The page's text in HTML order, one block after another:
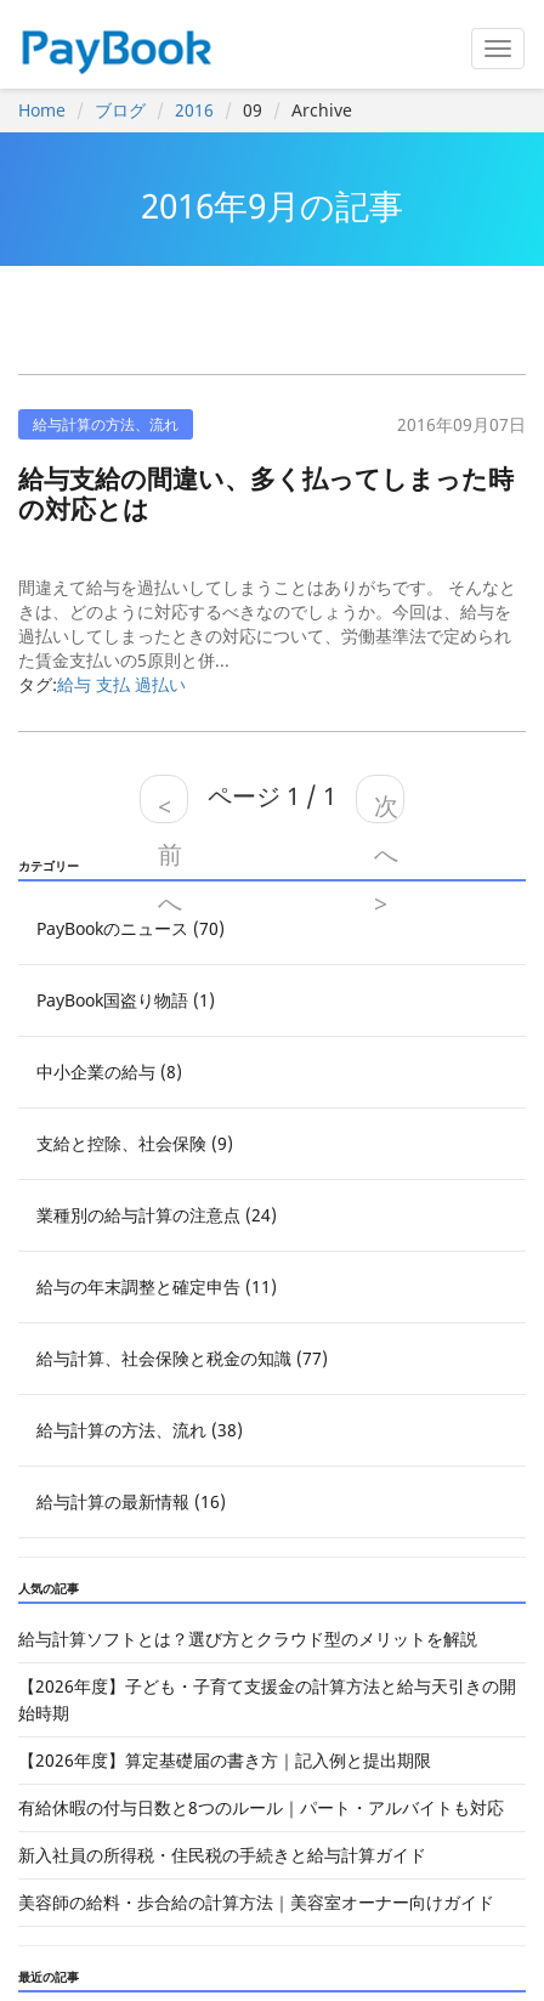
Home ブログ 2016 09 Archive
2016年9月の記事
給与計算の方法、流れ 2016年09月07日
給与支給の間違い、多く払ってしまった時
の対応とは
間違えて給与を過払いしてしまうことはありがちです。 そんなと
きは、どのように対応するべきなのでしょうか。今回は、給与を
過払いしてしまったときの対応について、労働基準法で定められ
た賃金支払いの5原則と併...
タグ:給与 支払 過払い
<
前
へ
ページ 1 / 1
次
へ
>
カテゴリー
PayBookのニュース (70)
PayBook国盗り物語 (1)
中小企業の給与 (8)
支給と控除、社会保険 (9)
業種別の給与計算の注意点 (24)
給与の年末調整と確定申告 (11)
給与計算、社会保険と税金の知識 (77)
給与計算の方法、流れ (38)
給与計算の最新情報 (16)
人気の記事
給与計算ソフトとは？選び方とクラウド型のメリットを解説
【2026年度】子ども・子育て支援金の計算方法と給与天引きの開
始時期
【2026年度】算定基礎届の書き方｜記入例と提出期限
有給休暇の付与日数と8つのルール｜パート・アルバイトも対応
新入社員の所得税・住民税の手続きと給与計算ガイド
美容師の給料・歩合給の計算方法｜美容室オーナー向けガイド
最近の記事